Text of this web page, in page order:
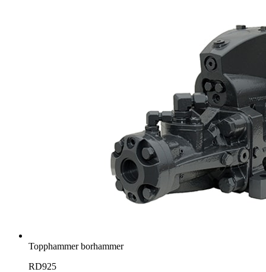
Topphammer borhammer
RD925